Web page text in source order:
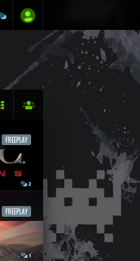
FREEPLAY
2
FREEPLAY
1